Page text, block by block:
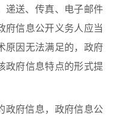
递送、传真、电子邮件
府信息公开义务人应当
原因无法满足的，政府
政府信息特点的形式提
政府信息，政府信息公